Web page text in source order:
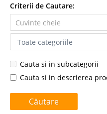
Criterii de Cautare:
Cauta si in subcategorii
Cauta si in descrierea